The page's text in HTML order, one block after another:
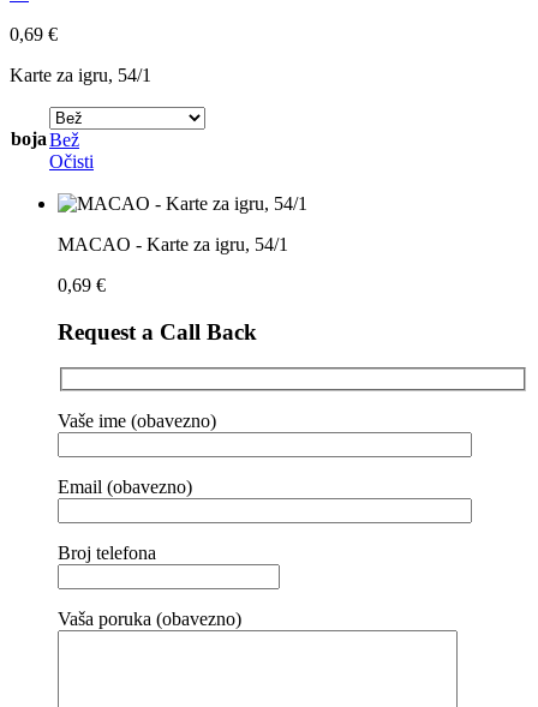
0,69 €
Karte za igru, 54/1
bojaBež
Očisti
MACAO - Karte za igru, 54/1
0,69 €
Request a Call Back
Vaše ime (obavezno)
Email (obavezno)
Broj telefona
Vaša poruka (obavezno)